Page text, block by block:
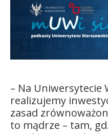
Absolwent
– Na Uniwersytecie
realizujemy
zasad
to mądrze – tam,